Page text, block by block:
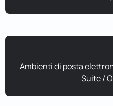
Ambienti di posta
Suite /